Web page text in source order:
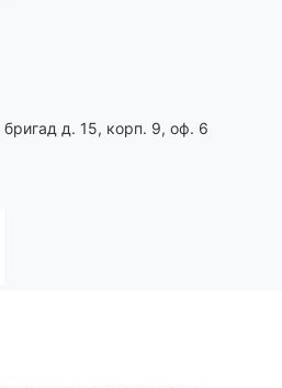
бригад д. 15, корп. 9, оф. 6